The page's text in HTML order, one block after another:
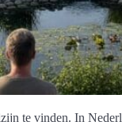
te vinden. In